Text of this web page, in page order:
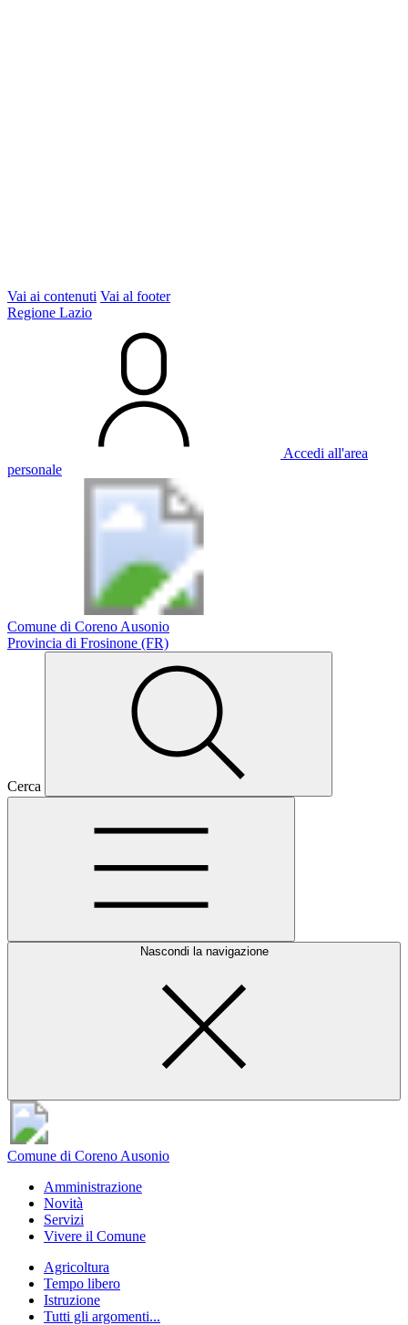
Vai ai contenuti Vai al footer
Regione Lazio
Accedi all'area
personale
Comune di Coreno Ausonio
Provincia di Frosinone (FR)
Cerca
Nascondi la navigazione
Comune di Coreno Ausonio
Amministrazione
Novità
Servizi
Vivere il Comune
Agricoltura
Tempo libero
Istruzione
Tutti gli argomenti...